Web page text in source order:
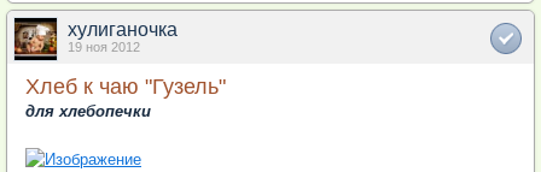
хулиганочка
19 ноя 2012
Хлеб к чаю "Гузель"
для хлебопечки